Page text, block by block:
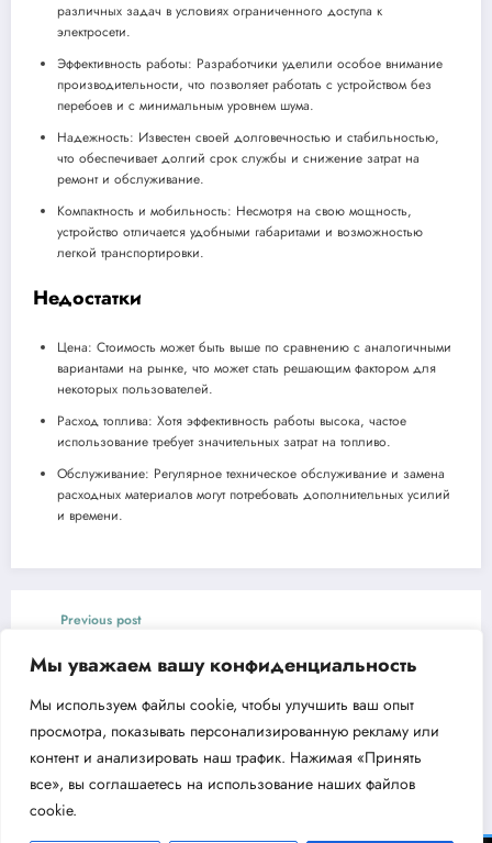
Мы уважаем вашу конфиденциальность
Мы используем файлы cookie, чтобы улучшить ваш опыт
просмотра, показывать персонализированную рекламу или
контент и анализировать наш трафик. Нажимая «Принять
все», вы соглашаетесь на использование наших файлов
cookie.
различных задач в условиях ограниченного доступа к
электросети.
Эффективность работы: Разработчики уделили особое внимание
производительности, что позволяет работать с устройством без
перебоев и с минимальным уровнем шума.
Надежность: Известен своей долговечностью и стабильностью,
что обеспечивает долгий срок службы и снижение затрат на
ремонт и обслуживание.
Компактность и мобильность: Несмотря на свою мощность,
устройство отличается удобными габаритами и возможностью
легкой транспортировки.
Недостатки
Цена: Стоимость может быть выше по сравнению с аналогичными
вариантами на рынке, что может стать решающим фактором для
некоторых пользователей.
Расход топлива: Хотя эффективность работы высока, частое
использование требует значительных затрат на топливо.
Обслуживание: Регулярное техническое обслуживание и замена
расходных материалов могут потребовать дополнительных усилий
и времени.
Previous post
Генератор инверторный Denzel GT-3200iSE
Обзор и особенности модели